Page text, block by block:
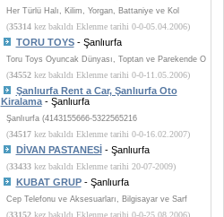
Her Türlü Halı, Kilim, Yorgan, Battaniye ve Kol
(35314kez bakıldı Eklenme tarihi 0-0-05.04.2006)
TORU TOYS- Şanlıurfa
Toru Toys Oyuncak Dünyası, Toptan ve Parekende O
(34552kez bakıldı Eklenme tarihi 0-0-11.05.2006)
Şanlıurfa Rent a Car, Şanlıurfa Oto
Kiralama- Şanlıurfa
Şanlıurfa (4143155666-5322565216
(34517kez bakıldı Eklenme tarihi 0-0-16.02.2007)
DİVAN PASTANESİ- Şanlıurfa
(33433kez bakıldı Eklenme tarihi 20-07-2009)
KUBAT GRUP- Şanlıurfa
Cep Telefonu ve Aksesuarları, Bilgisayar ve Sarf
(33152kez bakıldı Eklenme tarihi 0-0-25.08.2006)